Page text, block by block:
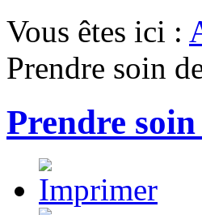
Vous êtes ici :
Prendre soin
Prendre